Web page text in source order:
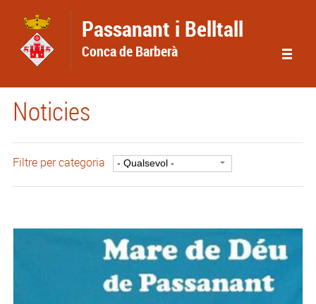
Passanant i Belltall
Conca de Barberà
Noticies
Filtre per categoria